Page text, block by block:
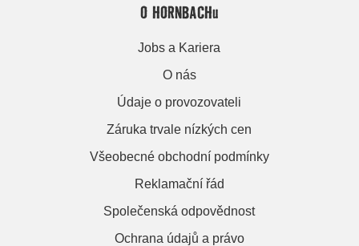
O HORNBACHu
Jobs a Kariera
O nás
Údaje o provozovateli
Záruka trvale nízkých cen
Všeobecné obchodní podmínky
Reklamační řád
Společenská odpovědnost
Ochrana údajů a právo